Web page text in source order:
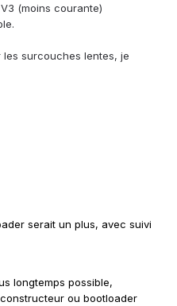
(moins courante)
surcouches lentes, je
serait un plus, avec suivi
longtemps possible,
ou bootloader